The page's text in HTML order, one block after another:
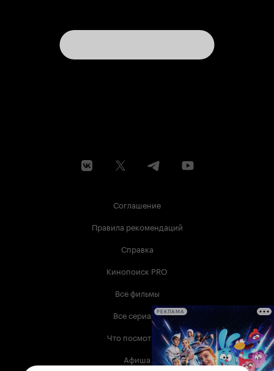
Соглашение
Правила рекомендаций
Справка
Кинопоиск PRO
Все фильмы
Все сериалы
Что посмотреть
Афиша
РЕКЛАМА